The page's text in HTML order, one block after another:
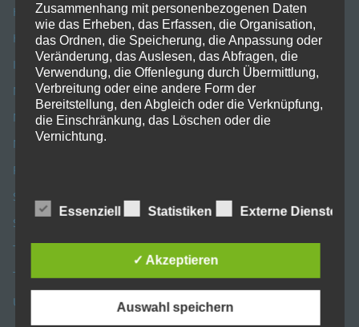
v
e
:
Handy
Hobbies
Internet
Meine Software
Musik
News
Programmieren
Software
Spiele
Tests/Review
Tipps
Unterwegs
Zusammenhang mit personenbezogenen Daten
wie das Erheben, das Erfassen, die Organisation,
das Ordnen, die Speicherung, die Anpassung oder
Veränderung, das Auslesen, das Abfragen, die
Verwendung, die Offenlegung durch Übermittlung,
Verbreitung oder eine andere Form der
Bereitstellung, den Abgleich oder die Verknüpfung,
die Einschränkung, das Löschen oder die
Vernichtung.
d) Einschränkung der Verarbeitung
gespeicherter personenbezogener Daten mit dem
Ziel, ihre künftige Verarbeitung einzuschränken.
Essenziell Statistiken Externe Dienste
✓ Akzeptieren
Auswahl speichern